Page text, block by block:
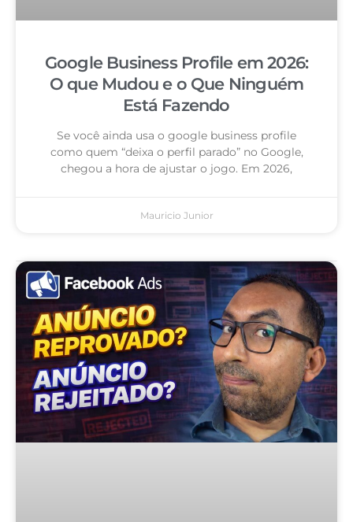
Google Business Profile em 2026:
O que Mudou e o Que Ninguém
Está Fazendo
Se você ainda usa o google business profile
como quem “deixa o perfil parado” no Google,
chegou a hora de ajustar o jogo. Em 2026,
Mauricio Junior